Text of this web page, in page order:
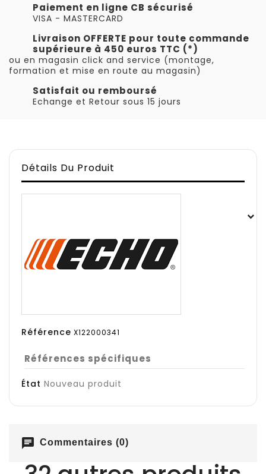
Paiement en ligne CB sécurisé
VISA - MASTERCARD
Livraison OFFERTE pour toute commande
supérieure à 450 euros TTC (*)
ou en magasin click and service (montage,
formation et mise en route au magasin)
Satisfait ou remboursé
Echange et Retour sous 15 jours
Détails Du Produit
Référence X122000341
Références spécifiques
État Nouveau produit
chat Commentaires (0)